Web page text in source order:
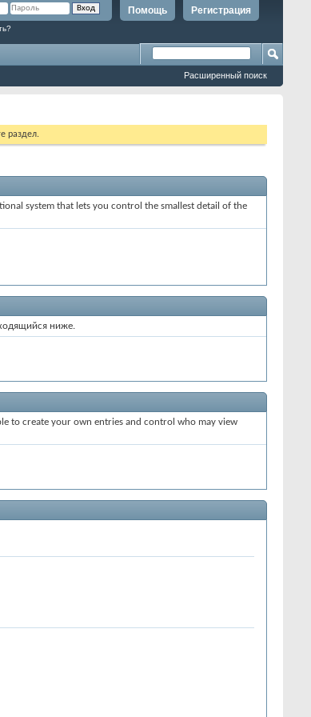
Регистрация
Помощь
Расширенный поиск
раздел.
system that lets you control the smallest detail of the
ниже.
to create your own entries and control who may view